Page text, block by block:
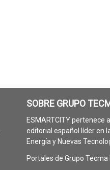
SOBRE GRUPO
ESMARTCITY pertenece a
editorial español líder en
Energía y Nuevas
Portales de Grupo Tecma